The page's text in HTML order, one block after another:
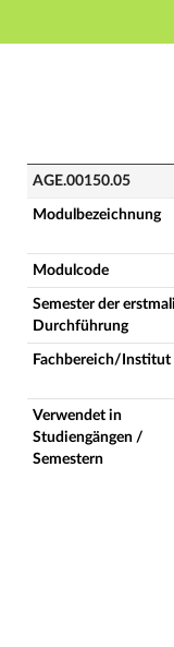
AGE.00150.05 -
AGE.00150.05
Modulbezeichnung
Modulcode
Semester der
Durchführung
Fachbereich/Institut
Verwendet in
Studiengängen /
Semestern